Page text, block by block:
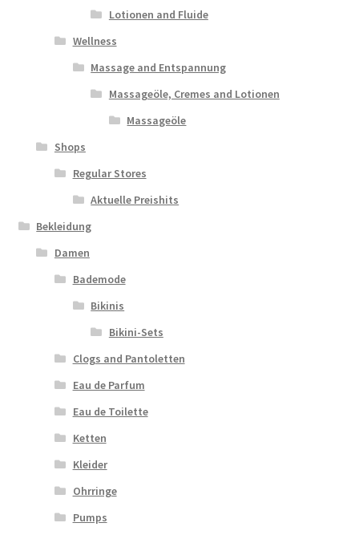
Lotionen and Fluide
Wellness
Massage and Entspannung
Massageöle, Cremes and Lotionen
Massageöle
Shops
Regular Stores
Aktuelle Preishits
Bekleidung
Damen
Bademode
Bikinis
Bikini-Sets
Clogs and Pantoletten
Eau de Parfum
Eau de Toilette
Ketten
Kleider
Ohrringe
Pumps